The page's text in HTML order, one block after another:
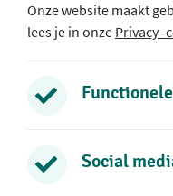
Protestants
Rozenlaan 39
2771 DB Boskoop
Onze website maakt
lees je in onze Privacy-
Social